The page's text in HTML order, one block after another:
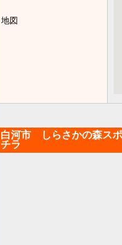
地図
白河市 しらさかの森ス
チラ